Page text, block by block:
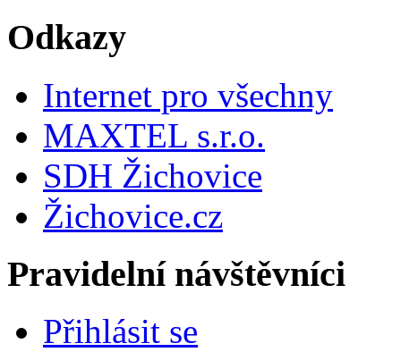
Odkazy
Internet pro všechny
MAXTEL s.r.o.
SDH Žichovice
Žichovice.cz
Pravidelní návštěvníci
Přihlásit se